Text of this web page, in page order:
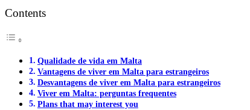
Contents
Qualidade de vida em Malta
Vantagens de viver em Malta para estrangeiros
Desvantagens de viver em Malta para estrangeiros
Viver em Malta: perguntas frequentes
Plans that may interest you